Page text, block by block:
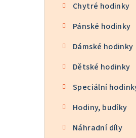
Chytré hodinky
Pánské hodinky
Dámské hodinky
Dětské hodinky
Speciální
Hodiny, budíky
Náhradní díly